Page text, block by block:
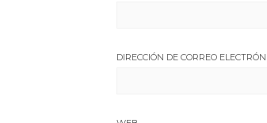
DIRECCIÓN DE CORREO